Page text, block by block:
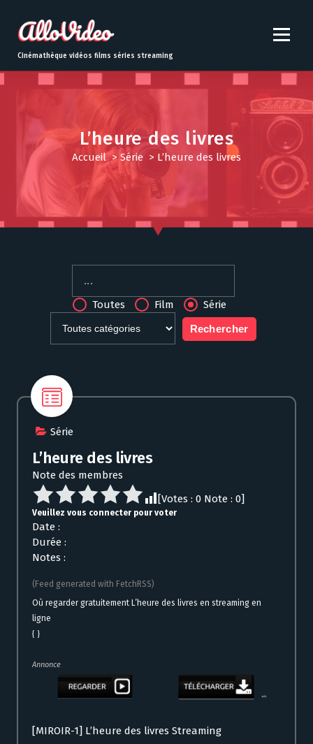
t
o
Cinémathèque vidéos films séries streaming
L’heure des livres
Accueil>Série > L’heure des livres
Toutes Film Série
Série
L’heure des livres
Note des membres
[Votes : 0 Note : 0]
Veuillez vous connecter pour voter
Date :
Durée :
Notes :
(Feed generated with FetchRSS)
Où regarder gratuitement L’heure des livres en streaming en
ligne
{ }
Annonce
[MIROIR-1] L’heure des livres Streaming